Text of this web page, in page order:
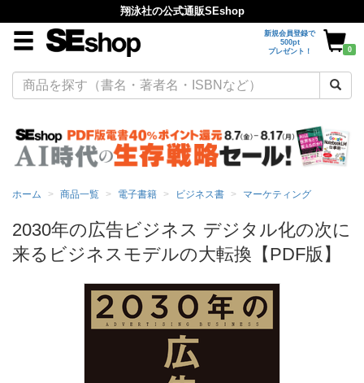
翔泳社の公式通販SEshop
新規会員登録で
500pt
プレゼント！
0
ホーム 商品一覧 電子書籍 ビジネス書 マーケティング
2030年の広告ビジネス デジタル化の次に
来るビジネスモデルの大転換【PDF版】